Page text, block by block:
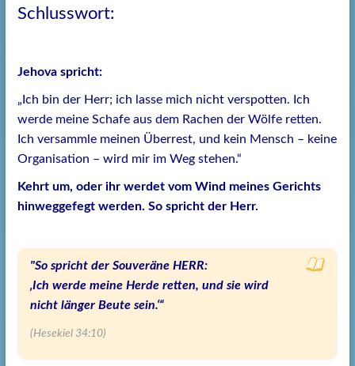
Schlusswort:
Jehova spricht:
„Ich bin der Herr; ich lasse mich nicht verspotten. Ich
werde meine Schafe aus dem Rachen der Wölfe retten.
Ich versammle meinen Überrest, und kein Mensch – keine
Organisation – wird mir im Weg stehen.“
Kehrt um, oder ihr werdet vom Wind meines Gerichts
hinweggefegt werden. So spricht der Herr.
"So spricht der Souveräne HERR:
‚Ich werde meine Herde retten, und sie wird
nicht länger Beute sein.‘“
(Hesekiel 34:10)